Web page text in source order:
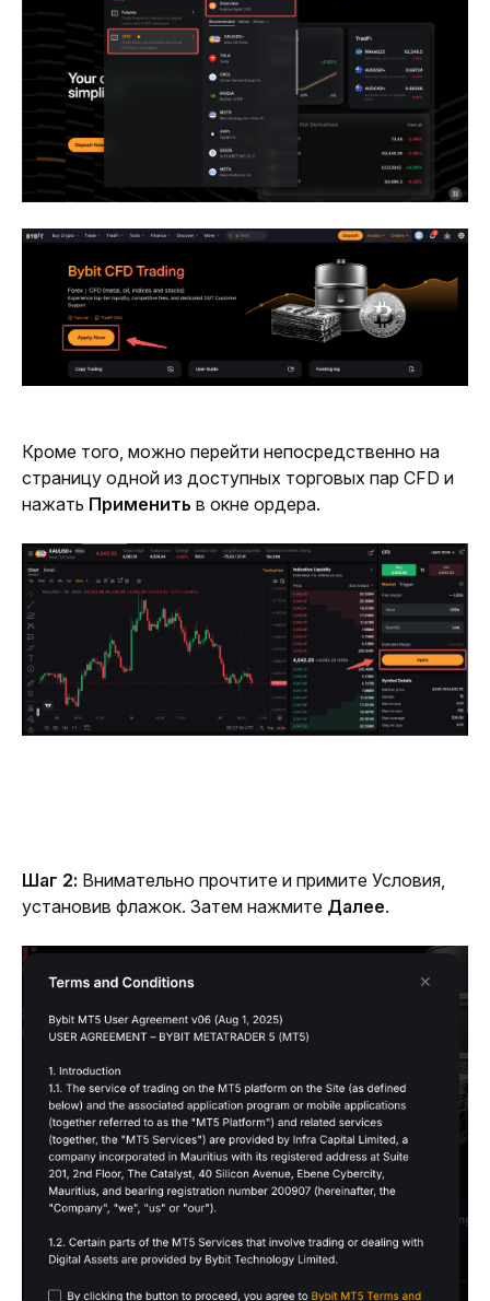
Кроме того, можно перейти непосредственно на
страницу одной из доступных торговых пар CFD и
нажать Применить в окне ордера.
Шаг 2: Внимательно прочтите и примите Условия,
установив флажок. Затем нажмите Далее.